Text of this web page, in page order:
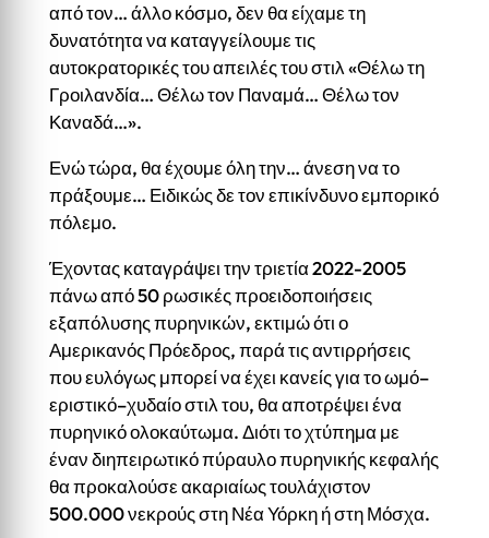
από τον… άλλο κόσμο, δεν θα είχαμε τη
δυνατότητα να καταγγείλουμε τις
αυτοκρατορικές του απειλές του στιλ «Θέλω τη
Γροιλανδία… Θέλω τον Παναμά… Θέλω τον
Καναδά…».
Ενώ τώρα, θα έχουμε όλη την… άνεση να το
πράξουμε… Ειδικώς δε τον επικίνδυνο εμπορικό
πόλεμο.
Έχοντας καταγράψει την τριετία 2022-2005
πάνω από 50 ρωσικές προειδοποιήσεις
εξαπόλυσης πυρηνικών, εκτιμώ ότι ο
Αμερικανός Πρόεδρος, παρά τις αντιρρήσεις
που ευλόγως μπορεί να έχει κανείς για το ωμό–
εριστικό–χυδαίο στιλ του, θα αποτρέψει ένα
πυρηνικό ολοκαύτωμα. Διότι το χτύπημα με
έναν διηπειρωτικό πύραυλο πυρηνικής κεφαλής
θα προκαλούσε ακαριαίως τουλάχιστον
500.000 νεκρούς στη Νέα Υόρκη ή στη Μόσχα.